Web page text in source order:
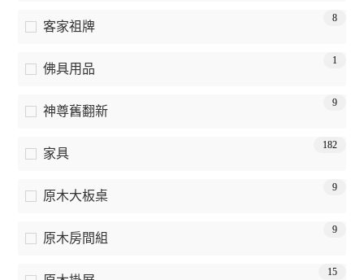
客家祖牌
8
佛具用品
1
神尊舊翻新
9
家具
182
原木大板桌
9
原木房間組
9
15